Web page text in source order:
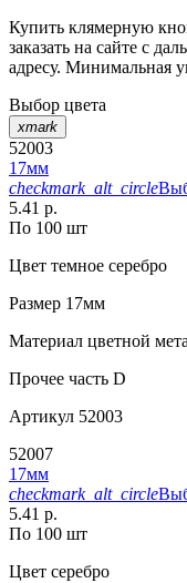
Купить клямерную
заказать на сайте с
адресу. Минимальная
Выбор цвета
xmark
52003
17мм
checkmark_alt_circle
5.41 р.
По 100 шт
Цвет темное серебро
Размер 17мм
Материал цветной
Прочее часть D
Артикул 52003
52007
17мм
checkmark_alt_circle
5.41 р.
По 100 шт
Цвет серебро